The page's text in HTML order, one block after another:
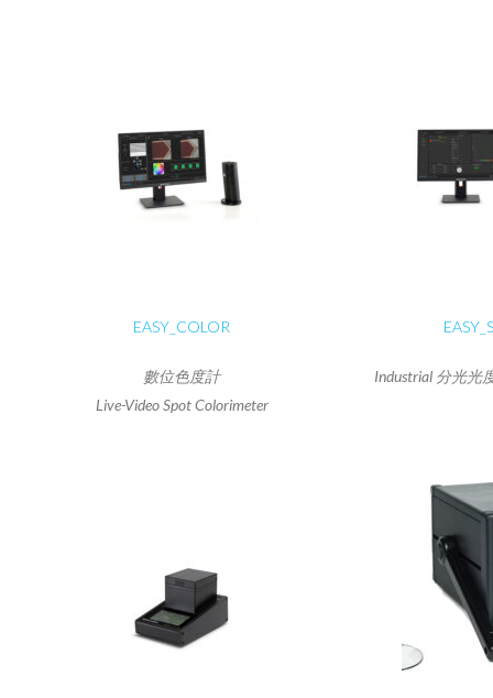
EASY_COLOR
數位色度計
Live-Video Spot Colorimeter
Industrial 分光光